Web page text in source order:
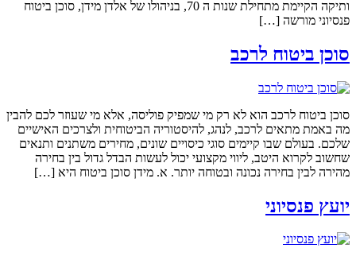
ותיקה הקיימת מתחילת שנות ה 70, בניהולו של אלדן מידן, סוכן ביטוח
פנסיוני מורשה […]
סוכן ביטוח לרכב
סוכן ביטוח לרכב הוא לא רק מי שמפיק פוליסה, אלא מי שעוזר לכם להבין
מה באמת מתאים לרכב, לנהג, להיסטוריה הביטוחית ולצרכים האישיים
שלכם. בעולם שבו קיימים סוגי כיסויים שונים, מחירים משתנים ותנאים
שחשוב לקרוא היטב, ליווי מקצועי יכול לעשות הבדל גדול בין בחירה
מהירה לבין בחירה נכונה ובטוחה יותר. א. מידן סוכן ביטוח היא […]
יועץ פנסיוני